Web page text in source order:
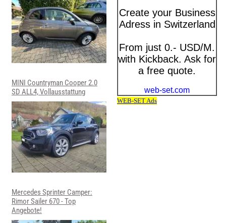
MINI Countryman Cooper 2.0
SD ALL4, Vollausstattung
Mercedes Sprinter Camper:
Rimor Sailer 670 - Top
Angebote!